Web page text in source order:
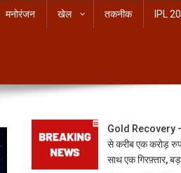
मनोरंजन खेल तकनीक IPL
Gold Recovery –
से करीब एक करोड़
साथ एक गिरफ़्तार,